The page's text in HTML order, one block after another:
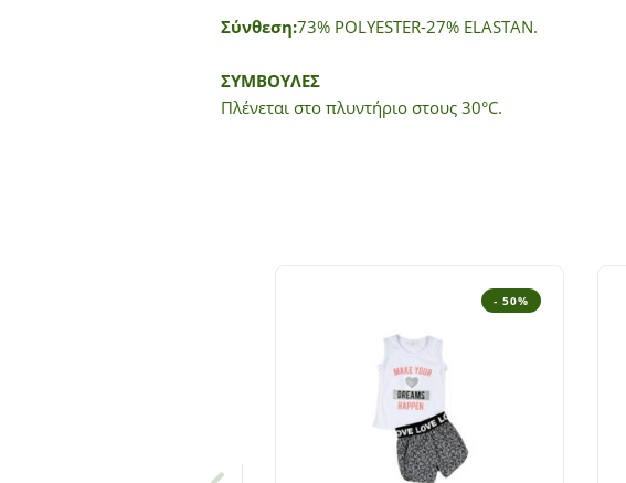
Σύνθεση:73% POLYESTER-27% ELASTAN.
ΣΥΜΒΟΥΛΕΣ
Πλένεται στο πλυντήριο στους 30°C.
- 50%